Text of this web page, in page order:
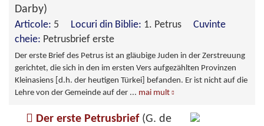
Darby)
Articole: 5 Locuri din Biblie: 1. Petrus Cuvinte
cheie: Petrusbrief erste
Der erste Brief des Petrus ist an gläubige Juden in der Zerstreuung
gerichtet, die sich in den im ersten Vers aufgezählten Provinzen
Kleinasiens [d.h. der heutigen Türkei] befanden. Er ist nicht auf die
Lehre von der Gemeinde auf der ... mai mult
Der erste Petrusbrief (G. de